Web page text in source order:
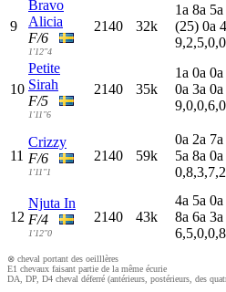
9
Bravo
Alicia
F/6
1'12"4
2140 32k
1a 8a 5a
(25) 0a 4
10
Petite
Sirah
F/5
1'11"6
2140 35k
1a 0a 0a
0a 3a 0a
11
Crizzy
F/6
1'11"1
2140 59k
0a 2a 7a
5a 8a 0a
12
Njuta In
F/4
1'12"0
2140 43k
4a 5a 0a
8a 6a 3a
⊗ cheval portant des oeilllères
E1 chevaux faisant partie de la même écurie
DA, DP, D4 cheval déferré (antérieurs, postérieurs, des